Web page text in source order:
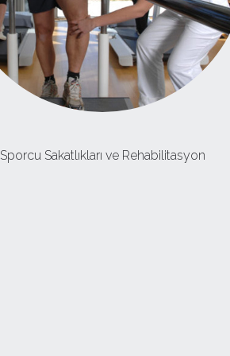
Sporcu Sakatlıkları ve Rehabilitasyon